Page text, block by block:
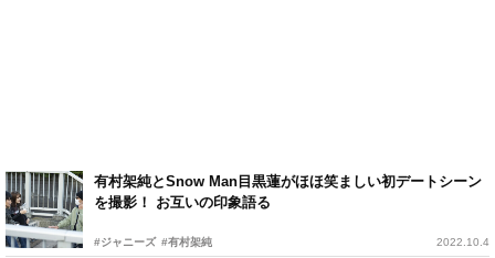
有村架純とSnow Man目黒蓮がほほ笑ましい初デートシーン
を撮影！ お互いの印象語る
#ジャニーズ #有村架純 2022.10.4